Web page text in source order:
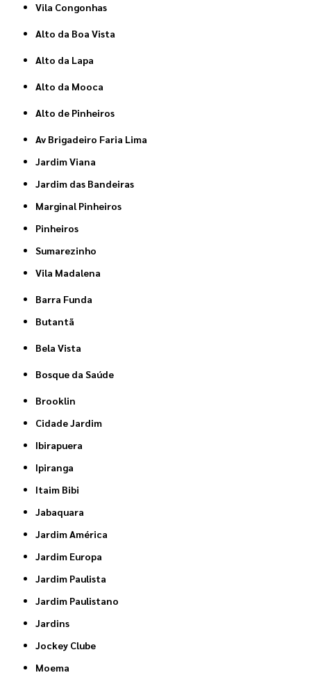
Vila Congonhas
Alto da Boa Vista
Alto da Lapa
Alto da Mooca
Alto de Pinheiros
Av Brigadeiro Faria Lima
Jardim Viana
Jardim das Bandeiras
Marginal Pinheiros
Pinheiros
Sumarezinho
Vila Madalena
Barra Funda
Butantã
Bela Vista
Bosque da Saúde
Brooklin
Cidade Jardim
Ibirapuera
Ipiranga
Itaim Bibi
Jabaquara
Jardim América
Jardim Europa
Jardim Paulista
Jardim Paulistano
Jardins
Jockey Clube
Moema